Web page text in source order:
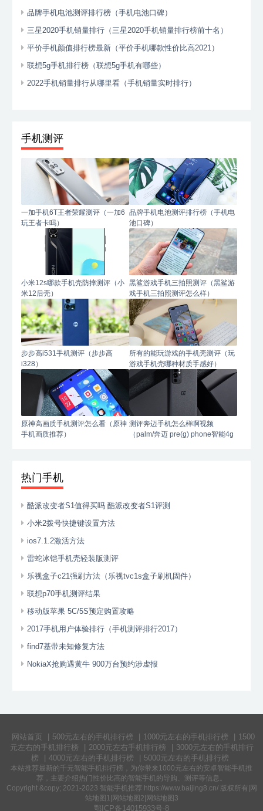
品牌手机电池测评排行榜（手机电池口碑）
三星2020手机销量排行（三星2020手机销量排行榜前十名）
平价手机颜值排行榜最新（平价手机哪款性价比高2021）
联想5g手机排行榜（联想5g手机有哪些）
2022手机销量排行从哪里看（手机销量实时排行）
手机测评
一加手机6T王者荣耀测评（一加6
玩王者卡吗）
品牌手机电池测评排行榜（手机电
池口碑）
小米12s哪款手机壳防摔测评（小
米12后壳）
黑鲨游戏手机三拍照测评（黑鲨游
戏手机三拍照测评怎么样）
步步高i531手机测评（步步高
i328）
所有的能玩游戏的手机壳测评（玩
游戏手机壳哪种材质手感好）
原神高画质手机测评怎么看（原神
手机画质推荐）
测评奔迈手机怎么样啊视频
（palm/奔迈 pre(g) phone智能4g
热门手机
酷派改变者S1值得买吗 酷派改变者S1评测
小米2拨号快捷键设置方法
ios7.1.2激活方法
雷蛇冰铠手机壳轻装版测评
乐视盒子c21强刷方法（乐视tvc1s盒子刷机固件）
联想p70手机测评结果
移动版苹果 5C/5S预定购置攻略
2017手机用户体验排行（手机测评排行2017）
find7基带未知修复方法
NokiaX抢购遇黄牛 900万台预约涉虚报
网站首页 500元左右的手机排行榜 1000元左右的手机排行榜
1500
元左右的手机排行榜
2000元左右手机排行榜
3000元左右的手机排行
榜
4000元左右的手机排行榜 5000元左右的手机排行榜
本站推荐最新的千元智能手机排行榜 ，为你带来1000元左右的安卓智能手机推
荐，主要介绍热门 性价比高的智能手机的导购、测评等信息。
Copyright &copy; 2021-2023 智能手机推荐 https://www.baijing8.cn/ 版权所有| 网
站地图1 网站地图2 网站地图3
鄂ICP备14015933号-8